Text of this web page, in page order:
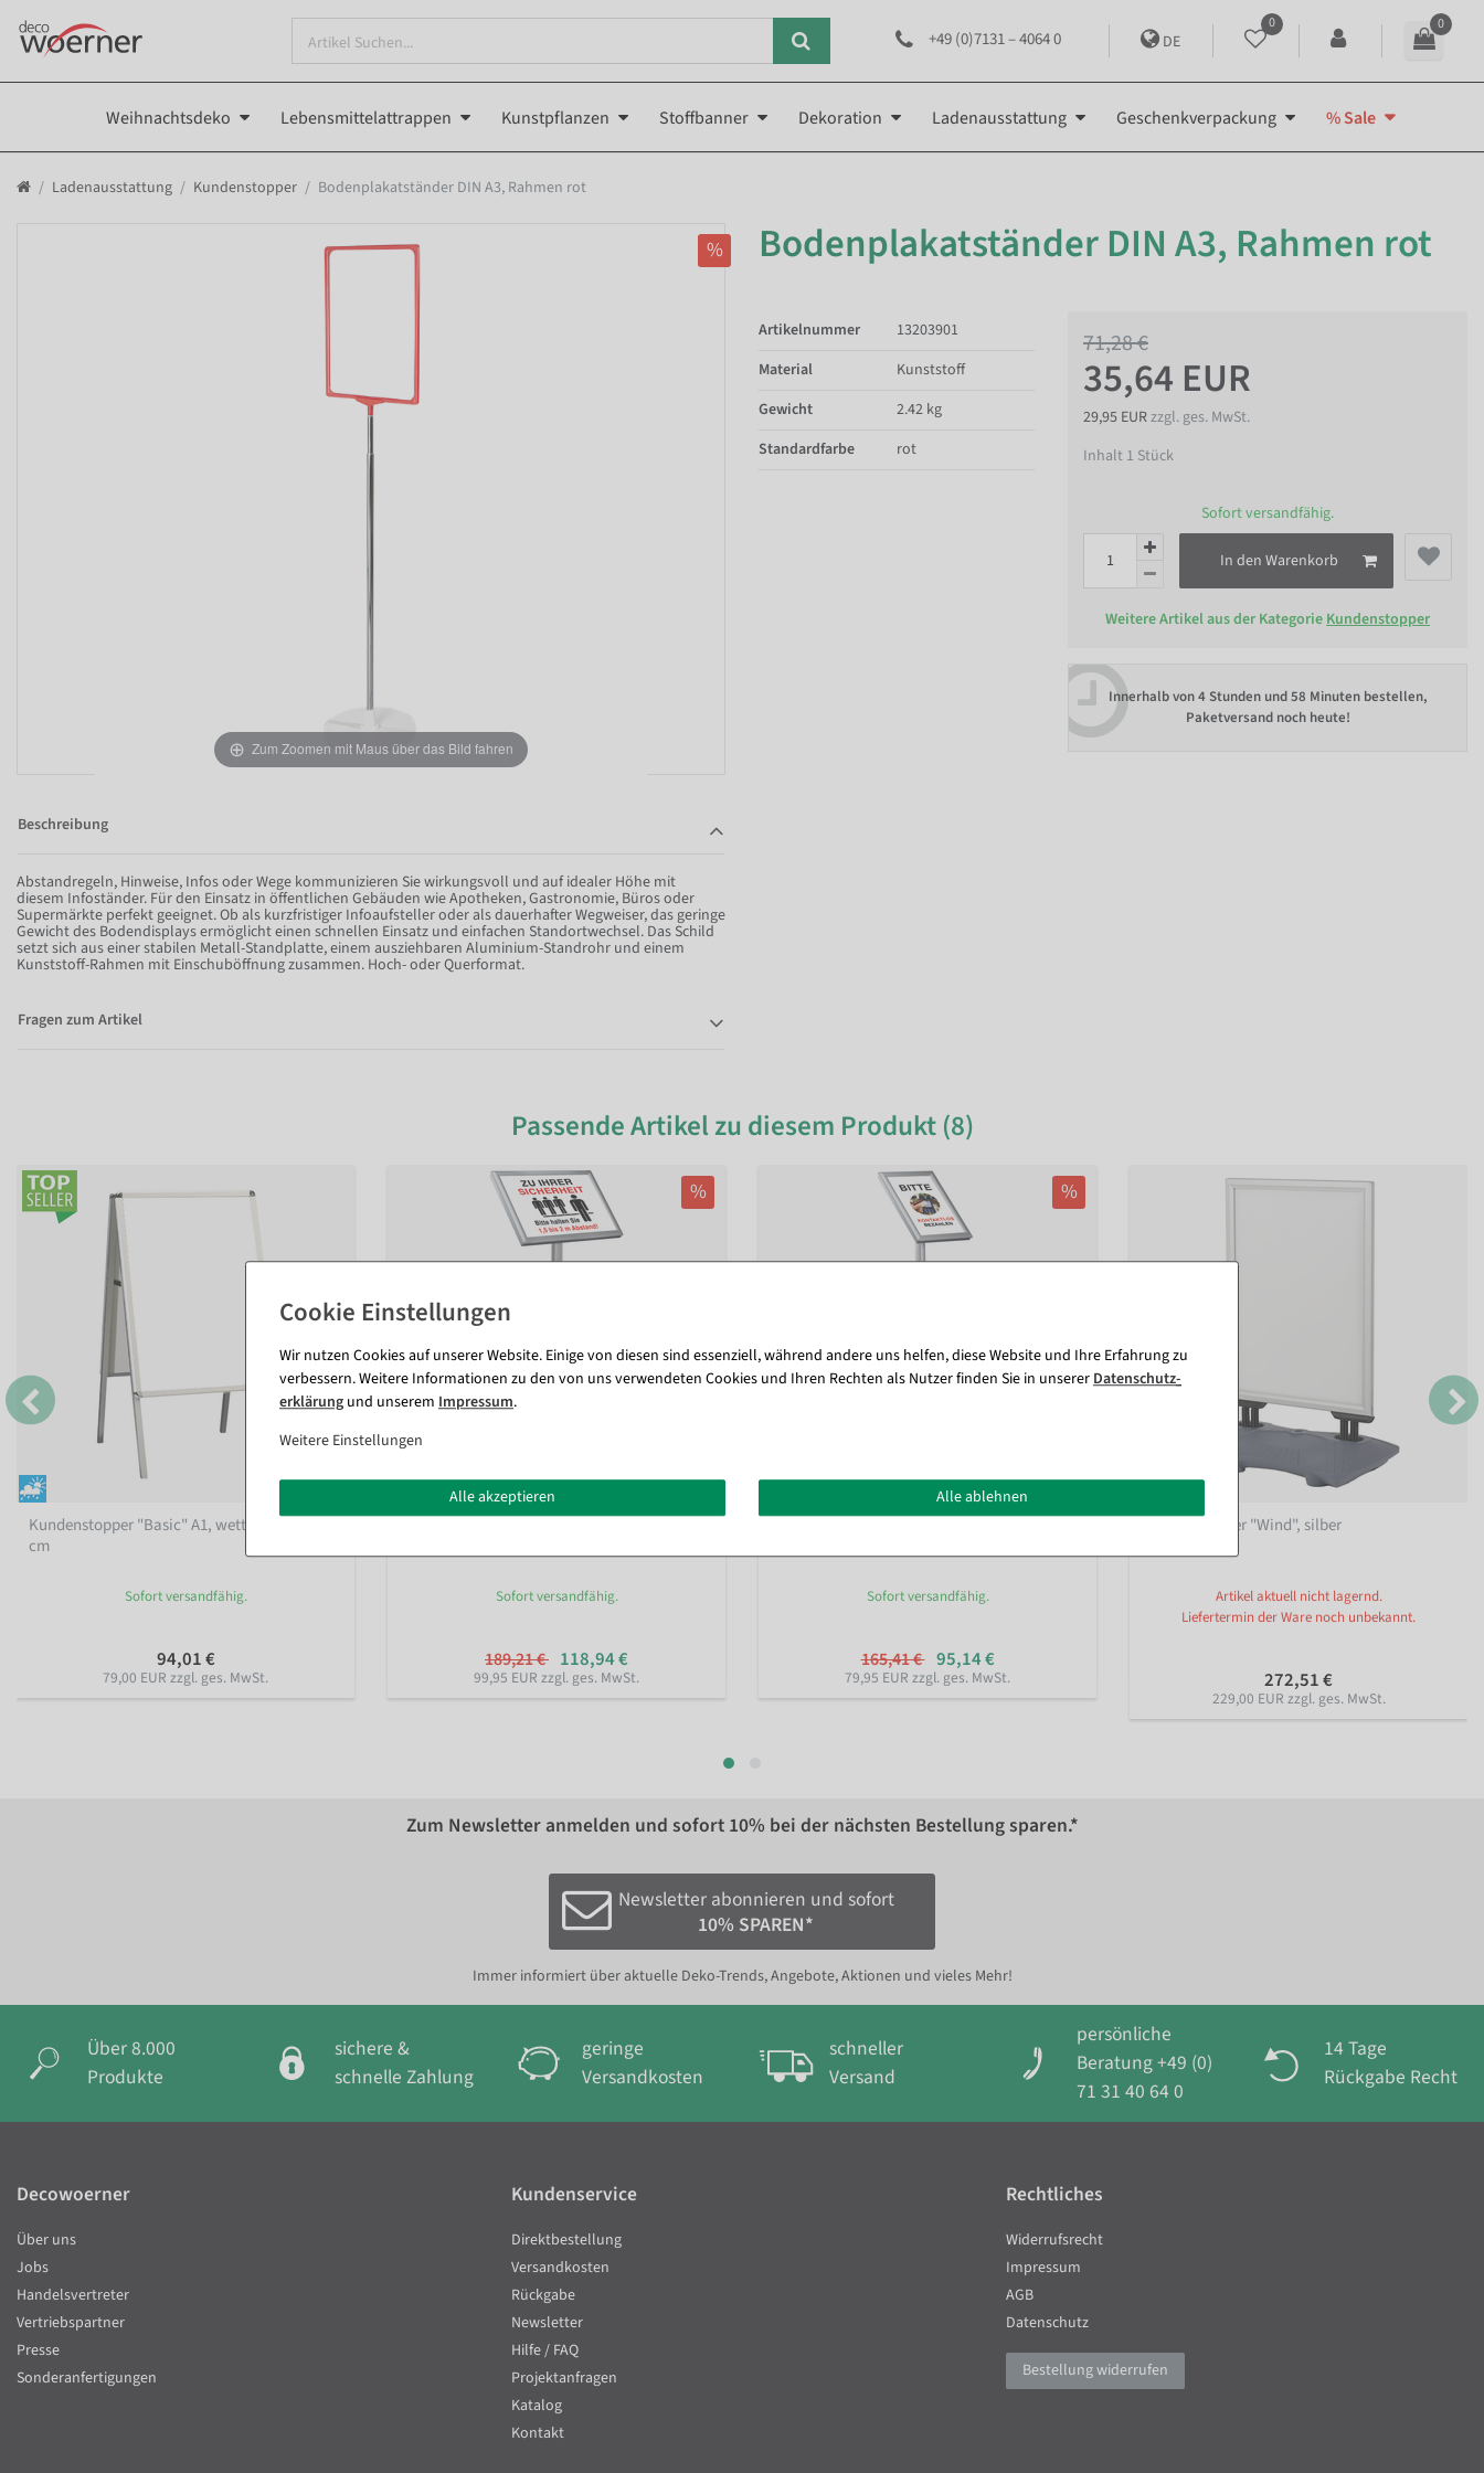
+49 (0)7131 – 4064 0 DE
0 0
Weihnachtsdeko Lebensmittelattrappen Kunstpflanzen Stoffbanner Dekoration Ladenausstattung Geschenkverpackung % Sale
Ladenausstattung Kundenstopper Bodenplakatständer DIN A3, Rahmen rot
Zum Zoomen mit Maus über das Bild fahren
% Bodenplakatständer DIN A3, Rahmen rot
71,28 €
35,64 EUR
29,95 EURzzgl. ges. MwSt.
Inhalt 1 Stück
Sofort versandfähig.
In den Warenkorb
Weitere Artikel aus der KategorieKundenstopper
Innerhalb von4 Stunden und 58 Minuten bestellen,
Paketversand noch heute!
Artikelnummer
13203901
Material
Kunststoff
Gewicht
2.42 kg
Standardfarbe
rot
Beschreibung
Abstandregeln, Hinweise, Infos oder Wege kommunizieren Sie wirkungsvoll und auf idealer Höhe mit
diesem Infoständer. Für den Einsatz in öffentlichen Gebäuden wie Apotheken, Gastronomie, Büros oder
Supermärkte perfekt geeignet. Ob als kurzfristiger Infoaufsteller oder als dauerhafter Wegweiser, das geringe
Gewicht des Bodendisplays ermöglicht einen schnellen Einsatz und einfachen Standortwechsel. Das Schild
setzt sich aus einer stabilen Metall-Standplatte, einem ausziehbaren Aluminium-Standrohr und einem
Kunststoff-Rahmen mit Einschuböffnung zusammen. Hoch- oder Querformat.
Fragen zum Artikel
Passende Artikel zu diesem Produkt (8)
Kundenstopper "Basic" A1, wetterfest, 60 x 85
cm
Sofort versandfähig.
94,01 €
79,00 EUR zzgl. ges. MwSt.
%
Sofort versandfähig.
189,21 € 118,94 €
99,95 EUR zzgl. ges. MwSt.
%
Sofort versandfähig.
165,41 € 95,14 €
79,95 EUR zzgl. ges. MwSt.
Kundenstopper "Wind", silber
Artikel aktuell nicht lagernd.
Liefertermin der Ware noch unbekannt.
272,51 €
229,00 EUR zzgl. ges. MwSt.
Zum Newsletter anmelden und sofort 10% bei der nächsten Bestellung sparen.*
Newsletter abonnieren und sofort
10% SPAREN*
Immer informiert über aktuelle Deko-Trends, Angebote, Aktionen und vieles Mehr!
Über 8.000
Produkte
sichere &
schnelle Zahlung
geringe
Versandkosten
schneller
Versand
persönliche
Beratung +49 (0)
71 31 40 64 0
14 Tage
Rückgabe Recht
Wir nutzen Cookies auf unserer Website. Einige von diesen sind essenziell, während andere uns helfen, diese Website und Ihre Erfahrung zu
verbessern. Weitere Informationen zu den von uns verwendeten Cookies und Ihren Rechten als Nutzer finden Sie in unserer Daten­schutz­
erklärung und unserem Impressum.
Weitere Einstellungen
Alle akzeptieren Alle ablehnen
Decowoerner
Über uns
Jobs
Handelsvertreter
Vertriebspartner
Presse
Sonderanfertigungen
Kundenservice
Direktbestellung
Versandkosten
Rückgabe
Newsletter
Hilfe / FAQ
Projektanfragen
Katalog
Kontakt
Rechtliches
Widerrufsrecht
Impressum
AGB
Datenschutz
Bestellung widerrufen